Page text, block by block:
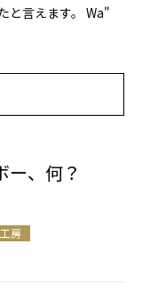
と言えます。 Wa"
ー、何？
房